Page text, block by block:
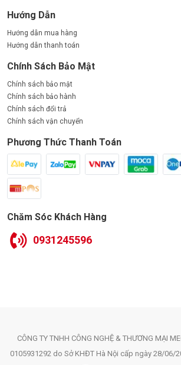
Hướng Dẫn
Hướng dẫn mua hàng
Hướng dẫn thanh toán
Chính Sách Bảo Mật
Chính sách bảo mật
Chính sách bảo hành
Chính sách đổi trả
Chính sách vận chuyển
Phương Thức Thanh Toán
Chăm Sóc Khách Hàng
0931245596
CÔNG TY TNHH CÔNG NGHỆ & THƯƠNG MẠI
0105931292 do Sở KHĐT Hà Nội cấp ngày 28/06/